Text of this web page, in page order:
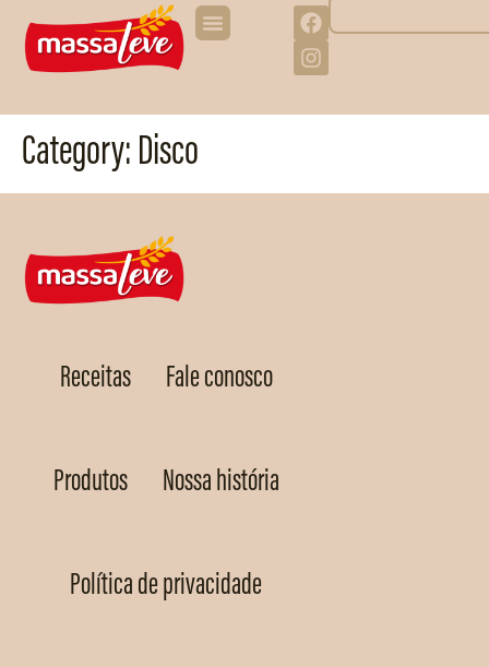
Category:Disco
Receitas Fale conosco
Produtos Nossa história
Política de privacidade